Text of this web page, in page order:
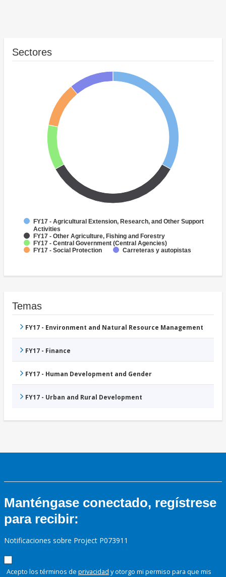
Sectores
FY17 - Agricultural Extension, Research, and Other Support
Activities
FY17 - Other Agriculture, Fishing and Forestry
FY17 - Central Government (Central Agencies)
FY17 - Social Protection
Carreteras y autopistas
Temas
FY17 - Environment and Natural Resource Management
FY17 - Finance
FY17 - Human Development and Gender
FY17 - Urban and Rural Development
Manténgase conectado, regístrese
para recibir:
Notificaciones sobre Project P073911
Acepto los términos de privacidad y otorgo mi permiso para que mis